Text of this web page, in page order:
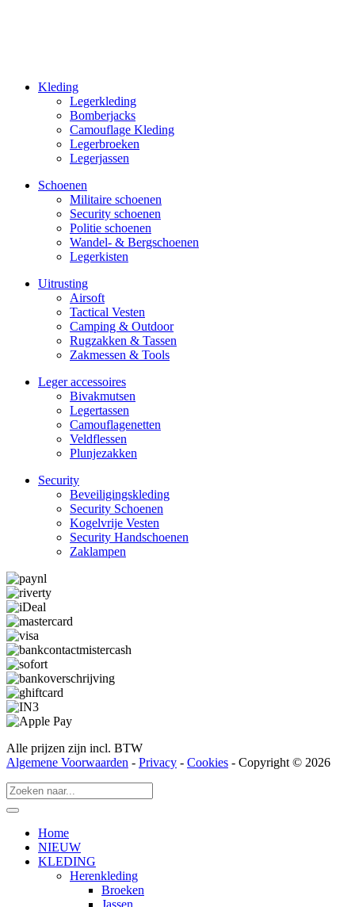
Kleding
Legerkleding
Bomberjacks
Camouflage Kleding
Legerbroeken
Legerjassen
Schoenen
Militaire schoe­nen
Security schoenen
Politie schoenen
Wandel- & Berg­­schoenen
Legerkisten
Uitrusting
Airsoft
Tactical Ves­ten
Camping & Outdoor
Rugzakken & Tassen
Zakmessen & Tools
Leger accessoires
Bivakmutsen
Legertassen
Camouflage­­netten
Veldflessen
Plunjezakken
Security
Beveiligings­­kleding
Security Schoenen
Kogelvrije Vesten
Security Hand­­schoenen
Zaklampen
Alle prijzen zijn incl. BTW
Algemene Voorwaarden - Privacy - Cookies - Copyright © 2026
Home
NIEUW
KLEDING
Herenkleding
Broeken
Jassen